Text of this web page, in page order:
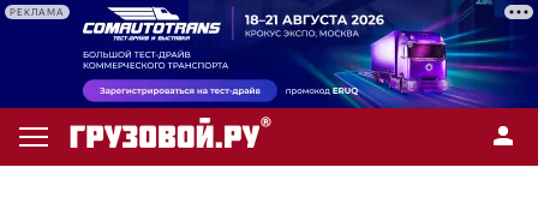
РЕКЛАМА